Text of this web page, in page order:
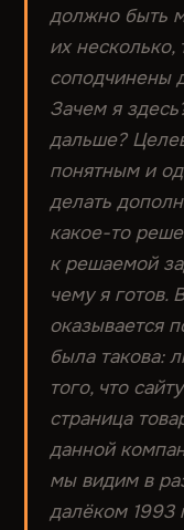
должно быть
их
соподчинены
Зачем я
дальше?
понятным и
делать
какое-то
к решаемой
чему я готов.
оказывается
была такова:
того, что
страница
данной
мы видим в
далёком 1993